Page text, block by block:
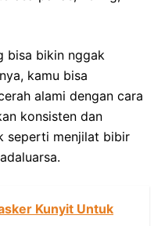
bisa bikin nggak
kamu bisa
alami dengan cara
konsisten dan
seperti menjilat bibir
Kunyit Untuk